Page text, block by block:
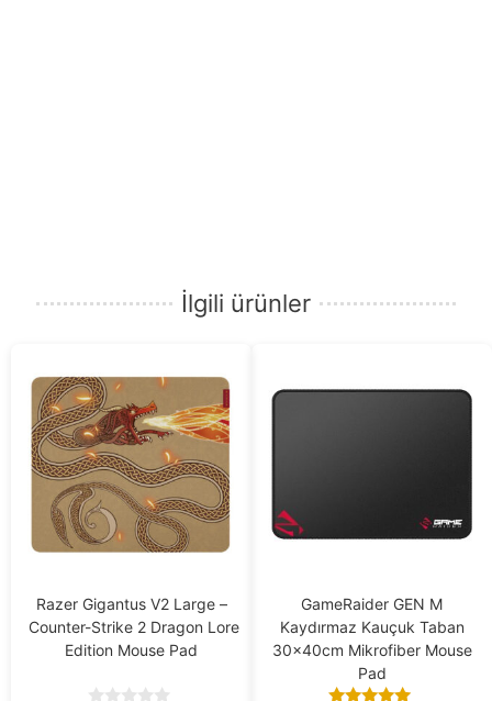
İlgili ürünler
Razer Gigantus V2 Large –
Counter-Strike 2 Dragon Lore
Edition Mouse Pad
GameRaider GEN M
Kaydırmaz Kauçuk Taban
30x40cm Mikrofiber Mouse
Pad